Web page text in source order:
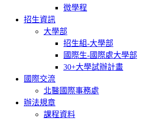
微學程
招生資訊
大學部
招生組-大學部
國際生-國際處大學部
30+大學試辦計畫
國際交流
北醫國際事務處
辦法規章
課程資料